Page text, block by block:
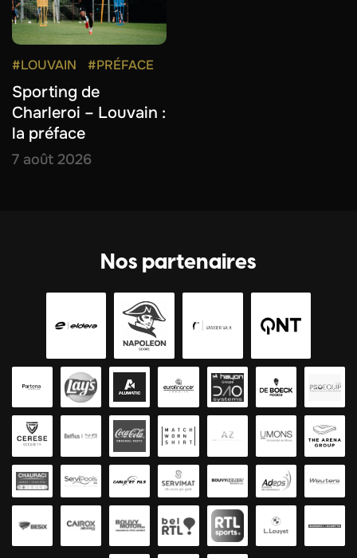
#LOUVAIN #PRÉFACE
Sporting de
Charleroi – Louvain :
la préface
7 août 2026
Nos partenaires